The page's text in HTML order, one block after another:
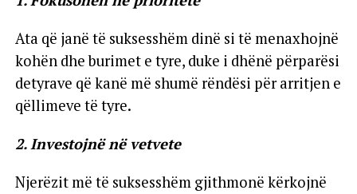
Ata që janë të suksesshëm dinë si të menaxhojnë
kohën dhe burimet e tyre, duke i dhënë përparësi
detyrave që kanë më shumë rëndësi për arritjen e
qëllimeve të tyre.
2. Investojnë në vetvete
Njerëzit më të suksesshëm gjithmonë kërkojnë